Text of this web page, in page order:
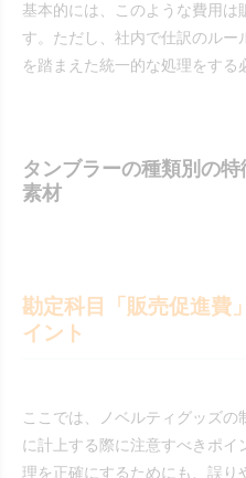
基本的には、このような費用は
す。ただし、社内で仕訳のル
を踏まえた統一的な処理をする
タンブラーの種類別の
素材
勘定科目「販売促進費
イント
ここでは、ノベルティグッズ
に計上する際に注意すべきポ
理を正確にするためにも、誤り